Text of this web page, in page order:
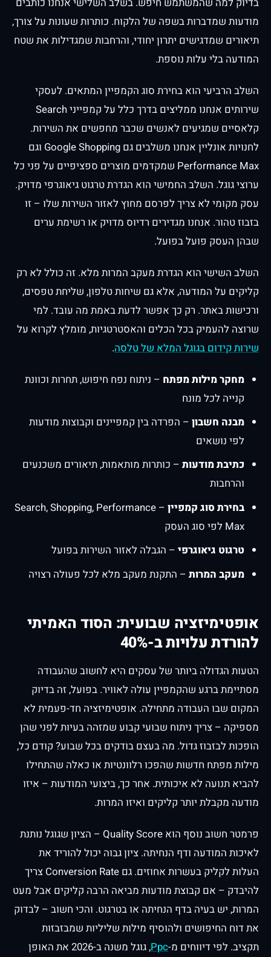
מודעות שמדברות בשפה של הלקוח. כותרות שעונות על צורך,
תיאורים שמדגישים יתרון יחודי, והרחבות שמגדילות את שטח
המודעה בלי עלות נוספת.
השלב הרביעי הוא בחירת סוג הקמפיין המתאים. לעסקי
שירותים אנחנו ממליצים בדרך כלל על קמפייני Search
קלאסיים שמגיעים לאנשים שכבר מחפשים את השירות.
לחנויות אונליין אנחנו משלבים גם Google Shopping וגם
Performance Max שמקדמים מוצרים ספציפיים על פני כל
ערוצי גוגל. השלב החמישי הוא הגדרת טרגוט גיאוגרפי מדויק.
עסק מקומי לא צריך לפרסם מחוץ לאזור השירות שלו – זו
בזבוז טהור. אנחנו מגדירים רדיוס מדויק או רשימת ערים
שבהן העסק פועל בפועל.
השלב השישי הוא הגדרת מעקב המרות מלא. זה כולל לא רק
קליקים על המודעה, אלא גם שיחות טלפון, שליחת טפסים,
ורכישות באתר. רק כך אפשר לדעת באמת מה עובד. למי
שרוצה להעמיק בכל הכלים והאסטרטגיות, מומלץ לקרוא על
שירות קידום בגוגל המלא של טלסה.
מחקר מילות מפתח – ניתוח נפח חיפוש, תחרות וכוונת
קנייה לכל מונח
מבנה חשבון– הפרדה בין קמפיינים וקבוצות מודעות
לפי נושאים
כתיבת מודעות– כותרות מותאמות, תיאורים משכנעים
והרחבות
בחירת סוג קמפיין
– Search, Shopping, Performance
Max לפי סוג העסק
טרגוט גיאוגרפי– הגבלה לאזור השירות בפועל
מעקב המרות– התקנת מעקב מלא לכל פעולה רצויה
אופטימיזציה שבועית: הסוד האמיתי
להורדת עלויות ב-40%
הטעות הגדולה ביותר של עסקים היא לחשוב שהעבודה
מסתיימת ברגע שהקמפיין עולה לאוויר. בפועל, זה בדיוק
המקום שבו העבודה מתחילה. אופטימיזציה חד-פעמית לא
מספיקה – צריך ניתוח שבועי קבוע שמזהה בעיות לפני שהן
הופכות לבזבוז גדול. מה בעצם בודקים בכל שבוע? קודם כל,
מילות מפתח חדשות שהפכו רלוונטיות או כאלה שהתחילו
להביא תנועה לא איכותית. אחר כך, ביצועי המודעות – איזו
מודעה מקבלת יותר קליקים ואיזו המרות.
פרמטר חשוב נוסף הוא Quality Score – הציון שגוגל נותנת
לאיכות המודעה ודף הנחיתה. ציון גבוה יכול להוריד את
העלות לקליק בעשרות אחוזים. גם Conversion Rate צריך
להיבדק – אם קבוצת מודעות מביאה הרבה קליקים אבל מעט
המרות, יש בעיה בדף הנחיתה או בטרגוט. והכי חשוב – לבדוק
את דוח החיפושים ולהוסיף מילות שליליות שמבזבזות
תקציב. לפי דיווחים מ-Ppc
, גוגל משנה ב-2026 את האופן